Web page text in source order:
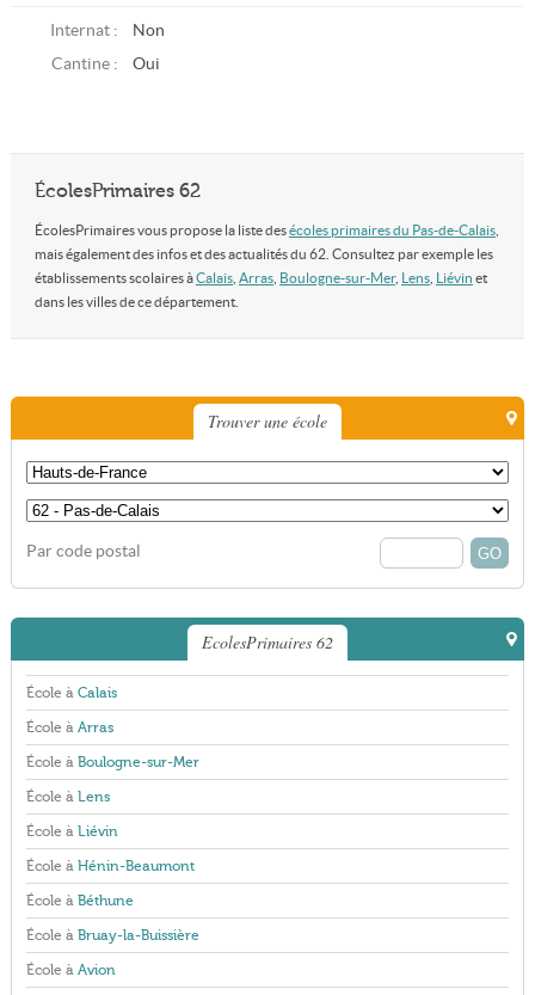
Internat :
Non
Cantine :
Oui
ÉcolesPrimaires 62
ÉcolesPrimaires vous propose la liste desécoles primaires du Pas-de-Calais,
mais également des infos et des actualités du 62. Consultez par exemple les
établissements scolaires àCalais, Arras, Boulogne-sur-Mer, Lens, Liévin et
dans les villes de ce département.
Trouver une école
Par code postal
EcolesPrimaires 62
École à Calais
École à Arras
École à Boulogne-sur-Mer
École à Lens
École à Liévin
École à Hénin-Beaumont
École à Béthune
École à Bruay-la-Buissière
École à Avion